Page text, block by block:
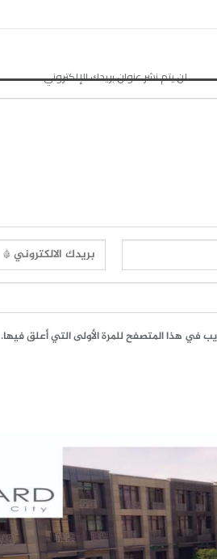
لن يتم نشر عنوان بريدك الإلكتروني.
في هذا المتصفح للمرة الأولى التي أعلق فيها.